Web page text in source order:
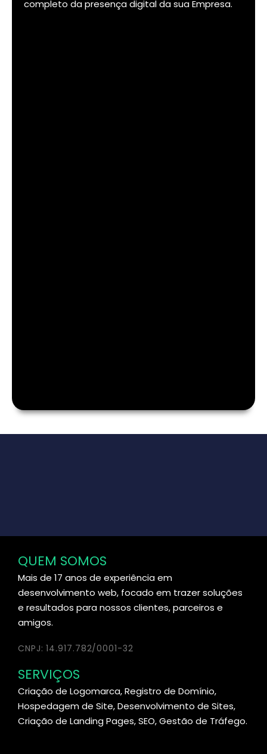
completo da presença digital da sua Empresa.
QUEM SOMOS
Mais de 17 anos de experiência em
desenvolvimento web, focado em trazer soluções
e resultados para nossos clientes, parceiros e
amigos.
CNPJ: 14.917.782/0001-32
SERVIÇOS
Criação de Logomarca, Registro de Domínio,
Hospedagem de Site, Desenvolvimento de Sites,
Criação de Landing Pages, SEO, Gestão de Tráfego.